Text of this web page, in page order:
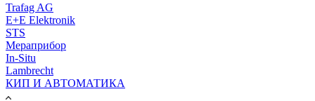
Trafag AG
E+E Elektronik
STS
Мераприбор
In-Situ
Lambrecht
КИП И АВТОМАТИКА